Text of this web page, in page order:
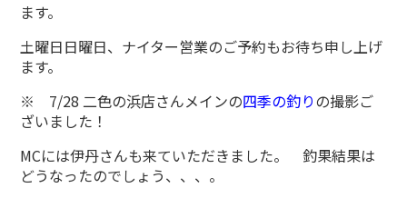
ます。
土曜日日曜日、ナイター営業のご予約もお待ち申し上げ
ます。
※ 7/28 二色の浜店さんメインの四季の釣りの撮影ご
ざいました！
MCには伊丹さんも来ていただきました。 釣果結果は
どうなったのでしょう、、、。